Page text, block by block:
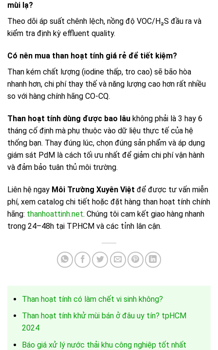
mùi lạ?
Theo dõi áp suất chênh lệch, nồng độ VOC/H₂S đầu ra và
kiểm tra định kỳ effluent quality.
Có nên mua than hoạt tính giá rẻ để tiết kiệm?
Than kém chất lượng (iodine thấp, tro cao) sẽ bão hòa
nhanh hơn, chi phí thay thế và năng lượng cao hơn rất nhiều
so với hàng chính hãng CO-CQ.
Than hoạt tính dùng được bao lâu không phải là 3 hay 6
tháng cố định mà phụ thuộc vào dữ liệu thực tế của hệ
thống bạn. Thay đúng lúc, chọn đúng sản phẩm và áp dụng
giám sát PdM là cách tối ưu nhất để giảm chi phí vận hành
và đảm bảo tuân thủ môi trường.
Liên hệ ngay Môi Trường Xuyên Việt để được tư vấn miễn
phí, xem catalog chi tiết hoặc đặt hàng than hoạt tính chính
hãng: thanhoattinh.net. Chúng tôi cam kết giao hàng nhanh
trong 24–48h tại TP.HCM và các tỉnh lân cận.
Than hoạt tính có làm chết vi sinh không?
Than hoạt tính khử mùi bán ở đâu uy tín? tpHCM
2024
Báo giá xử lý nước thải khu công nghiệp tốt nhất